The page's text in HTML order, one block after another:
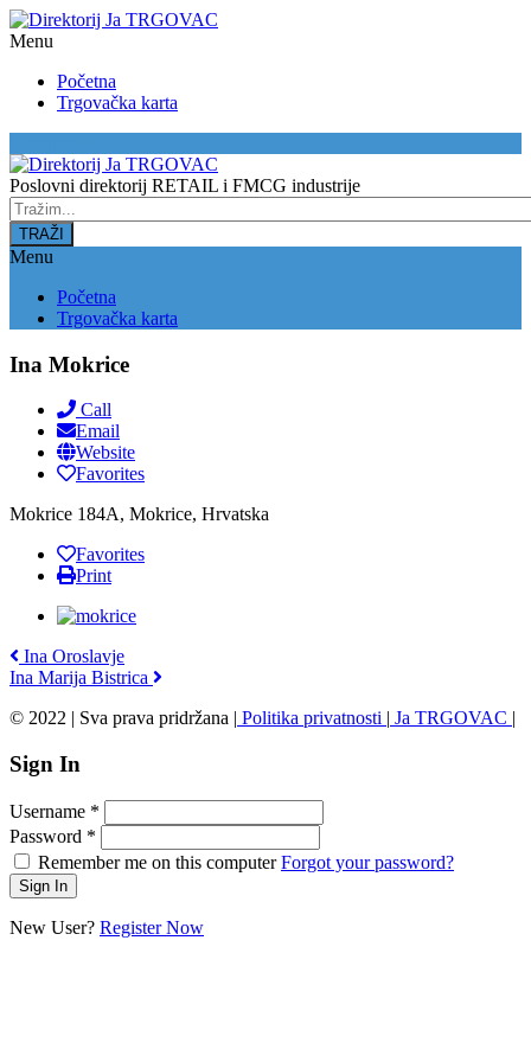
Menu
Početna
Trgovačka karta
Poslovni direktorij RETAIL i FMCG industrije
Menu
Početna
Trgovačka karta
Ina Mokrice
Call
Email
Website
Favorites
Mokrice 184A, Mokrice, Hrvatska
Favorites
Print
Ina Oroslavje
Ina Marija Bistrica
© 2022 | Sva prava pridržana | Politika privatnosti | Ja TRGOVAC |
Sign In
Username *
Password *
Remember me on this computerForgot your password?
New User? Register Now